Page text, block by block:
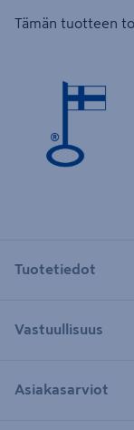
Tämän tuotteen
Tuotetiedot
Vastuullisuus
Asiakasarviot